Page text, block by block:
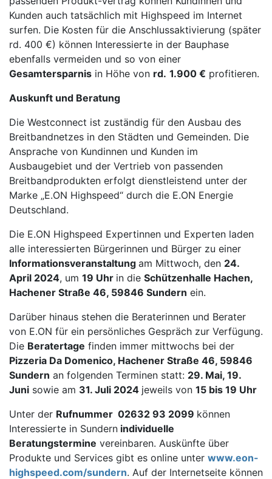
Kunden auch tatsächlich mit Highspeed im Internet
surfen. Die Kosten für die Anschlussaktivierung (später
rd. 400 €) können Interessierte in der Bauphase
ebenfalls vermeiden und so von einer
Gesamtersparnis in Höhe von rd. 1.900 € profitieren.
Auskunft und Beratung
Die Westconnect ist zuständig für den Ausbau des
Breitbandnetzes in den Städten und Gemeinden. Die
Ansprache von Kundinnen und Kunden im
Ausbaugebiet und der Vertrieb von passenden
Breitbandprodukten erfolgt dienstleistend unter der
Marke „E.ON Highspeed“ durch die E.ON Energie
Deutschland.
Die E.ON Highspeed Expertinnen und Experten laden
alle interessierten Bürgerinnen und Bürger zu einer
Informationsveranstaltung am Mittwoch, den 24.
April 2024, um 19 Uhr in die Schützenhalle Hachen,
Hachener Straße 46, 59846 Sundern ein.
Darüber hinaus stehen die Beraterinnen und Berater
von E.ON für ein persönliches Gespräch zur Verfügung.
Die Beratertage finden immer mittwochs bei der
Pizzeria Da Domenico, Hachener Straße 46, 59846
Sundern an folgenden Terminen statt: 29. Mai, 19.
Juni sowie am 31. Juli 2024 jeweils von 15 bis 19 Uhr
Unter der Rufnummer 02632 93 2099 können
Interessierte in Sundern individuelle
Beratungstermine vereinbaren. Auskünfte über
Produkte und Services gibt es online unter www.eon-
highspeed.com/sundern. Auf der Internetseite können